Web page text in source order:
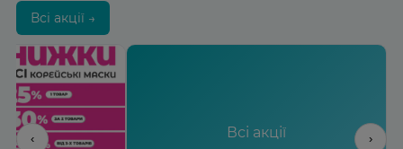
Всі акції →
‹ Всі акції ›